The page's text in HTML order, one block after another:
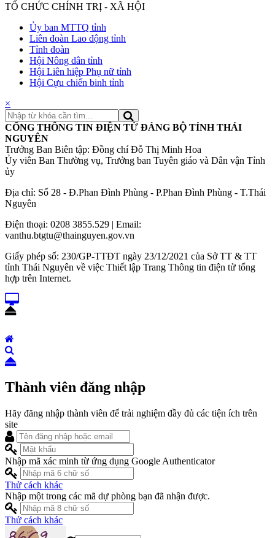
TỔ CHỨC CHÍNH TRỊ - XÃ HỘI
Ủy ban MTTQ tỉnh
Liên đoàn Lao động tỉnh
Tỉnh đoàn
Hội Nông dân tỉnh
Hội Liên hiệp Phụ nữ tỉnh
Hội Cựu chiến binh tỉnh
×
CỔNG THÔNG TIN ĐIỆN TỬ ĐẢNG BỘ TỈNH THÁI
NGUYÊN
Trưởng Ban Biên tập: Đồng chí Đỗ Thị Minh Hoa
Ủy viên Ban Thường vụ, Trưởng ban Tuyên giáo và Dân vận Tỉnh
ủy
Địa chỉ: Số 28 - Đ.Phan Đình Phùng - P.Phan Đình Phùng - T.Thái
Nguyên
Điện thoại: 0208 3855.529 | Email:
vanthu.btgtu@thainguyen.gov.vn
Giấy phép số: 230/GP-TTĐT ngày 23/12/2021 của Sở TT & TT
tỉnh Thái Nguyên về việc Thiết lập Trang Thông tin điện tử tổng
hợp trên Internet.
Thành viên đăng nhập
Hãy đăng nhập thành viên để trải nghiệm đầy đủ các tiện ích trên
site
Nhập mã xác minh từ ứng dụng Google Authenticator
Thử cách khác
Nhập một trong các mã dự phòng bạn đã nhận được.
Thử cách khác